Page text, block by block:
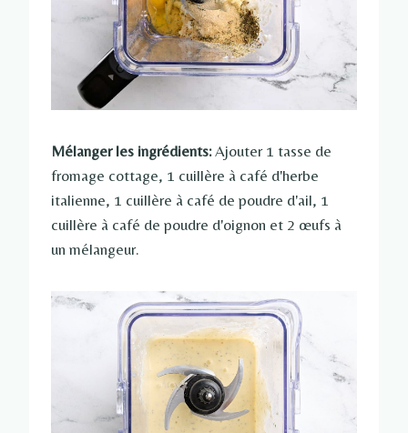
Mélanger les ingrédients:Ajouter 1 tasse de
fromage cottage, 1 cuillère à café d'herbe
italienne, 1 cuillère à café de poudre d'ail, 1
cuillère à café de poudre d'oignon et 2 œufs à
un mélangeur.